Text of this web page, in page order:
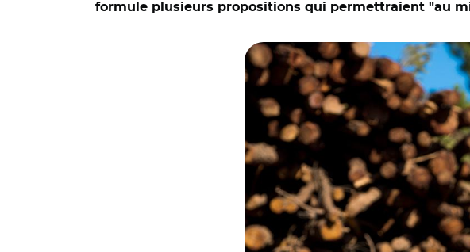
formule plusieurs propositions qui permettraient "au